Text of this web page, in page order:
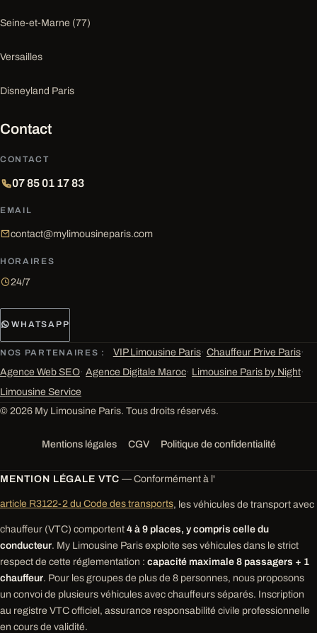
Seine-et-Marne (77)
Versailles
Disneyland Paris
Contact
CONTACT
07 85 01 17 83
EMAIL
contact@mylimousineparis.com
HORAIRES
24/7
WHATSAPP
NOS PARTENAIRES : VIP Limousine Paris· Chauffeur Prive Paris·
Agence Web SEO· Agence Digitale Maroc· Limousine Paris by Night·
Limousine Service
© 2026 My Limousine Paris. Tous droits réservés.
Mentions légales CGV Politique de confidentialité
MENTION LÉGALE VTC — Conformément à l'
article R3122-2 du Code des transports, les véhicules de transport avec
chauffeur (VTC) comportent 4 à 9 places, y compris celle du
conducteur. My Limousine Paris exploite ses véhicules dans le strict
respect de cette réglementation : capacité maximale 8 passagers + 1
chauffeur. Pour les groupes de plus de 8 personnes, nous proposons
un convoi de plusieurs véhicules avec chauffeurs séparés. Inscription
au registre VTC officiel, assurance responsabilité civile professionnelle
en cours de validité.